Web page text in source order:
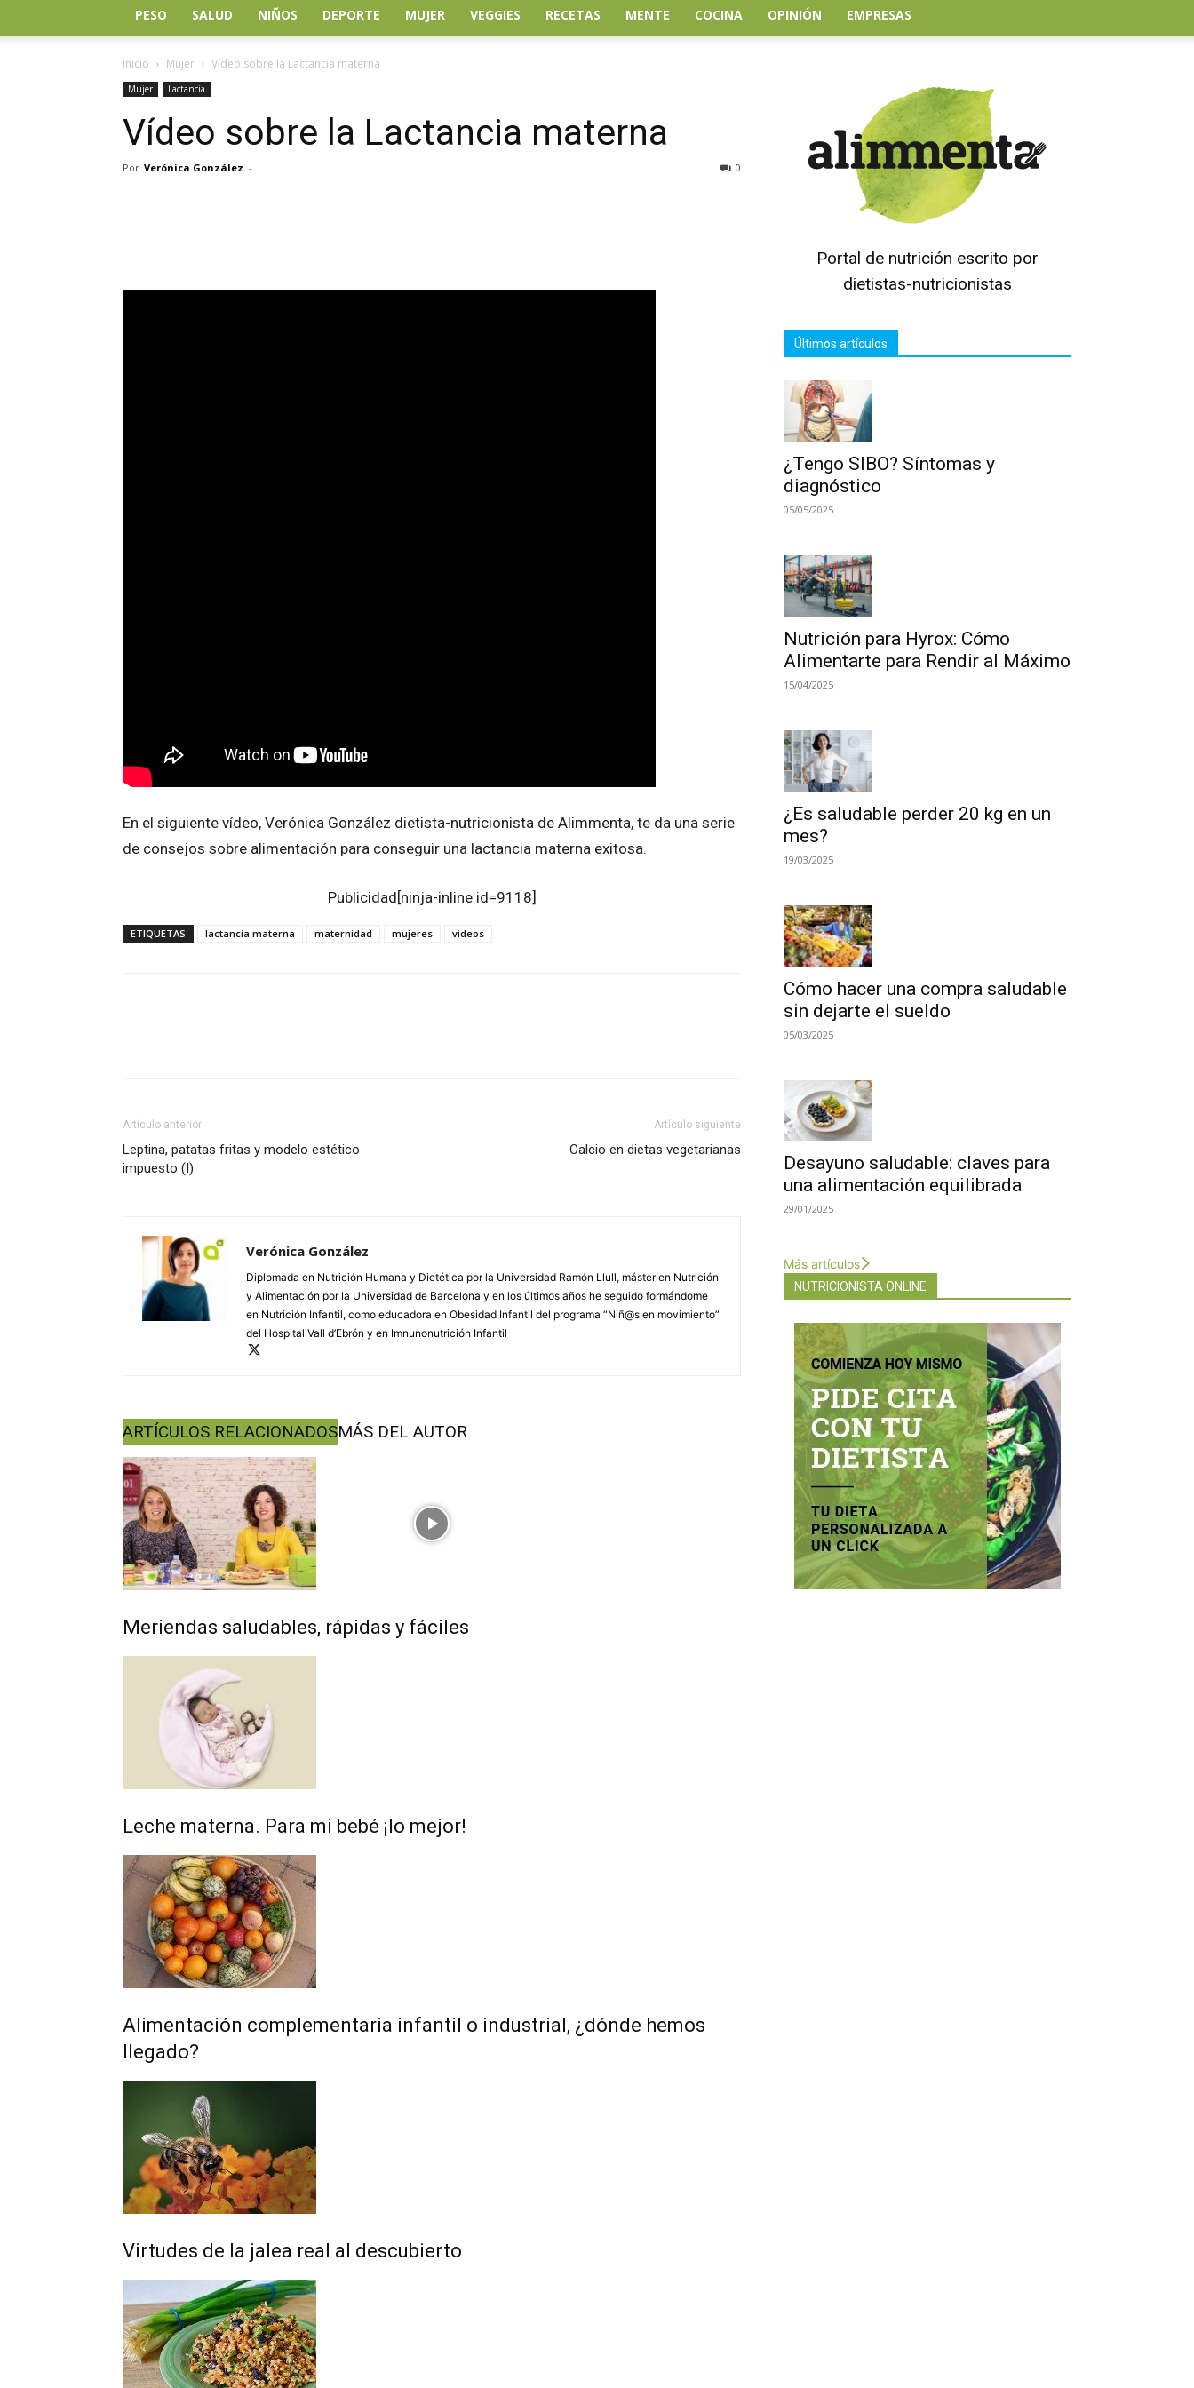
PESO SALUD NIÑOS DEPORTE MUJER VEGGIES RECETAS MENTE COCINA OPINIÓN EMPRESAS
Inicio Mujer Vídeo sobre la Lactancia materna
Mujer Lactancia
Vídeo sobre la Lactancia materna
Por Verónica González - 0
En el siguiente vídeo, Verónica González dietista-nutricionista de Alimmenta, te da una serie
de consejos sobre alimentación para conseguir una lactancia materna exitosa.
Publicidad [ninja-inline id=9118]
ETIQUETAS lactancia materna maternidad mujeres videos
Artículo anterior
Leptina, patatas fritas y modelo estético
impuesto (I)
Artículo siguiente
Calcio en dietas vegetarianas
Verónica González
Diplomada en Nutrición Humana y Dietética por la Universidad Ramón Llull, máster en Nutrición
y Alimentación por la Universidad de Barcelona y en los últimos años he seguido formándome
en Nutrición Infantil, como educadora en Obesidad Infantil del programa “Niñ@s en movimiento”
del Hospital Vall d’Ebrón y en Imnunonutrición Infantil
ARTÍCULOS RELACIONADOSMÁS DEL AUTOR
Meriendas saludables, rápidas y fáciles
Leche materna. Para mi bebé ¡lo mejor!
Alimentación complementaria infantil o industrial, ¿dónde hemos
llegado?
Virtudes de la jalea real al descubierto
Portal de nutrición escrito por
dietistas-nutricionistas
Últimos artículos
¿Tengo SIBO? Síntomas y
diagnóstico
05/05/2025
Nutrición para Hyrox: Cómo
Alimentarte para Rendir al Máximo
15/04/2025
¿Es saludable perder 20 kg en un
mes?
19/03/2025
Cómo hacer una compra saludable
sin dejarte el sueldo
05/03/2025
Desayuno saludable: claves para
una alimentación equilibrada
29/01/2025
Más artículos
NUTRICIONISTA ONLINE